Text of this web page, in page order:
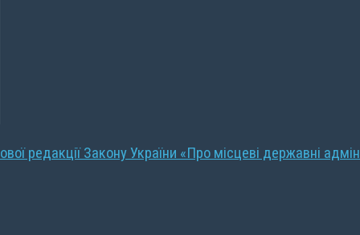
редакції Закону України «Про місцеві державні